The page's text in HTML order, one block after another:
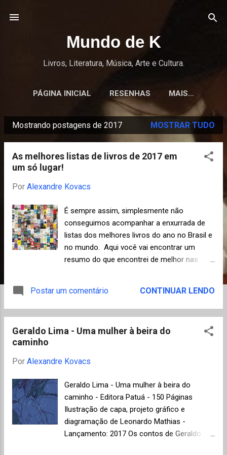
Mundo de K
Livros, Literatura, Música, Arte e Cultura.
PÁGINA INICIAL RESENHAS MAIS…
Mostrando postagens de 2017 MOSTRAR TUDO
As melhores listas de livros de 2017 em
um só lugar!
Por Alexandre Kovacs
É sempre assim, simplesmente não
conseguimos acompanhar a enxurrada de
listas dos melhores livros do ano no Brasil e
no mundo. Aqui você vai encontrar um
resumo do que encontrei de melhor nas
disponível) e assim guardar em um só lugar
para ler com calma, de preferência antes do
lista das listas em um só lugar. A
esta postagem é representação da lista da
trezentos títulos em categorias que podem
ser filtradas e até mesmo combinadas de
forma inteligente, tais como: biografia e
memórias , livros de culinária , poesias e
contos , para amantes da música , infantis ,
Postar um comentário CONTINUAR LENDO
Geraldo Lima - Uma mulher à beira do
caminho
Por Alexandre Kovacs
Geraldo Lima - Uma mulher à beira do
caminho - Editora Patuá - 150 Páginas
Ilustração de capa, projeto gráfico e
diagramação de Leonardo Mathias -
Lançamento: 2017 Os contos de Geraldo